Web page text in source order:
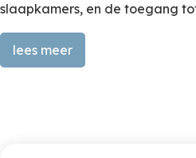
slaapkamers, en de toegang
Ontdek de charme van Le
lees meer